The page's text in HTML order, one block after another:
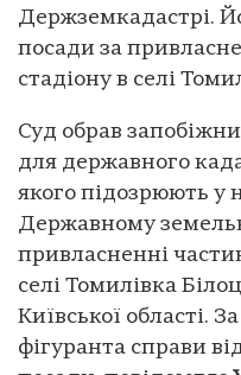
Держземкадастрі.
посади за
стадіону в селі
Суд обрав
для державного
якого підозрюють у
Державному
привласненні
селі Томилівка
Київської області.
фігуранта справи